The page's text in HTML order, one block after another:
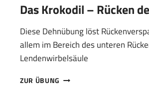
Das Krokodil – Rücken
Diese Dehnübung löst
allem im Bereich des unteren
Lendenwirbelsäule
ZUR ÜBUNG DAS